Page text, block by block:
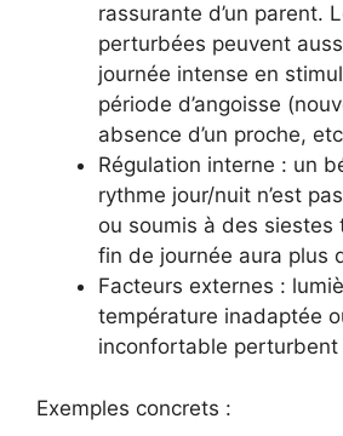
rassurante d’un parent.
perturbées peuvent
journée intense en
période d’angoisse
absence d’un proche,
Régulation interne : un
rythme jour/nuit n’est
ou soumis à des siestes
fin de journée aura plus
Facteurs externes :
température inadaptée
inconfortable perturbent
Exemples concrets :